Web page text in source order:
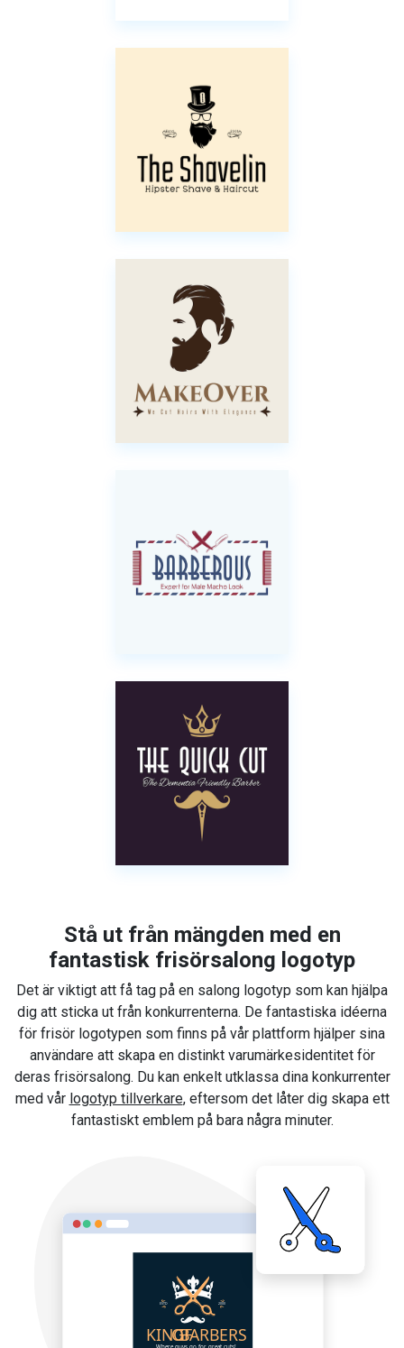
Stå ut från mängden med en
fantastisk frisörsalong logotyp
Det är viktigt att få tag på en salong logotyp som kan hjälpa
dig att sticka ut från konkurrenterna. De fantastiska idéerna
för frisör logotypen som finns på vår plattform hjälper sina
användare att skapa en distinkt varumärkesidentitet för
deras frisörsalong. Du kan enkelt utklassa dina konkurrenter
med vår logotyp tillverkare, eftersom det låter dig skapa ett
fantastiskt emblem på bara några minuter.